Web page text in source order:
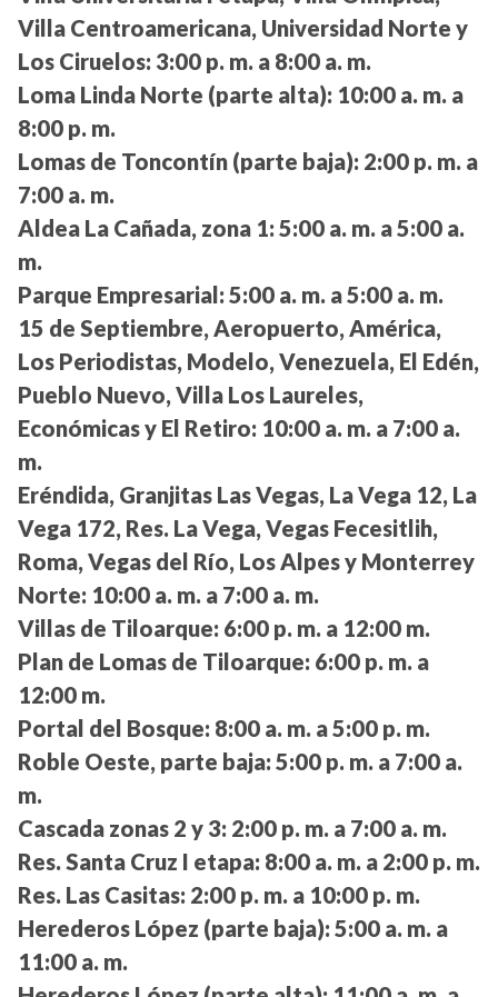
Villa Centroamericana, Universidad Norte y
Los Ciruelos: 3:00 p. m. a 8:00 a. m.
Loma Linda Norte (parte alta): 10:00 a. m. a
8:00 p. m.
Lomas de Toncontín (parte baja): 2:00 p. m. a
7:00 a. m.
Aldea La Cañada, zona 1: 5:00 a. m. a 5:00 a.
m.
Parque Empresarial: 5:00 a. m. a 5:00 a. m.
15 de Septiembre, Aeropuerto, América,
Los Periodistas, Modelo, Venezuela, El Edén,
Pueblo Nuevo, Villa Los Laureles,
Económicas y El Retiro: 10:00 a. m. a 7:00 a.
m.
Eréndida, Granjitas Las Vegas, La Vega 12, La
Vega 172, Res. La Vega, Vegas Fecesitlih,
Roma, Vegas del Río, Los Alpes y Monterrey
Norte: 10:00 a. m. a 7:00 a. m.
Villas de Tiloarque: 6:00 p. m. a 12:00 m.
Plan de Lomas de Tiloarque: 6:00 p. m. a
12:00 m.
Portal del Bosque: 8:00 a. m. a 5:00 p. m.
Roble Oeste, parte baja: 5:00 p. m. a 7:00 a.
m.
Cascada zonas 2 y 3: 2:00 p. m. a 7:00 a. m.
Res. Santa Cruz I etapa: 8:00 a. m. a 2:00 p. m.
Res. Las Casitas: 2:00 p. m. a 10:00 p. m.
Herederos López (parte baja): 5:00 a. m. a
11:00 a. m.